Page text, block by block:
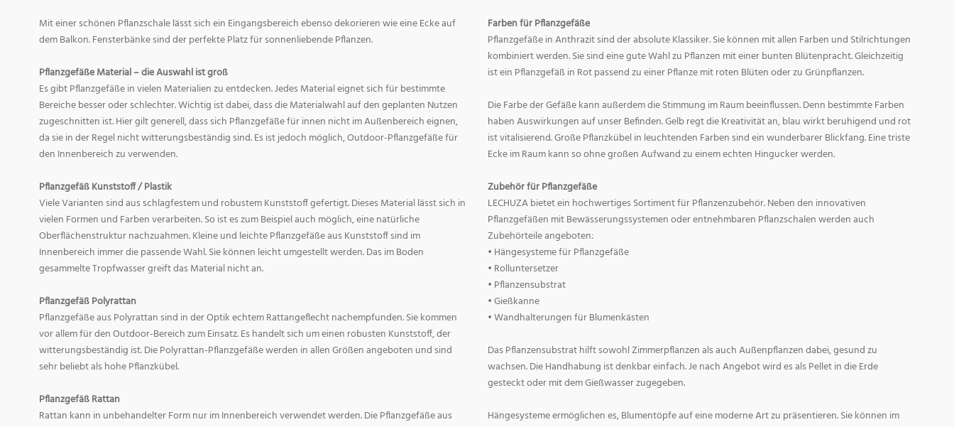
Mit einer schönen Pflanzschale lässt sich ein Eingangsbereich ebenso dekorieren wie eine Ecke auf
dem Balkon. Fensterbänke sind der perfekte Platz für sonnenliebende Pflanzen.
Pflanzgefäße Material – die Auswahl ist groß
Es gibt Pflanzgefäße in vielen Materialien zu entdecken. Jedes Material eignet sich für bestimmte
Bereiche besser oder schlechter. Wichtig ist dabei, dass die Materialwahl auf den geplanten Nutzen
zugeschnitten ist. Hier gilt generell, dass sich Pflanzgefäße für innen nicht im Außenbereich eignen,
da sie in der Regel nicht witterungsbeständig sind. Es ist jedoch möglich, Outdoor-Pflanzgefäße für
den Innenbereich zu verwenden.
Pflanzgefäß Kunststoff / Plastik
Viele Varianten sind aus schlagfestem und robustem Kunststoff gefertigt. Dieses Material lässt sich in
vielen Formen und Farben verarbeiten. So ist es zum Beispiel auch möglich, eine natürliche
Oberflächenstruktur nachzuahmen. Kleine und leichte Pflanzgefäße aus Kunststoff sind im
Innenbereich immer die passende Wahl. Sie können leicht umgestellt werden. Das im Boden
gesammelte Tropfwasser greift das Material nicht an.
Pflanzgefäß Polyrattan
Pflanzgefäße aus Polyrattan sind in der Optik echtem Rattangeflecht nachempfunden. Sie kommen
vor allem für den Outdoor-Bereich zum Einsatz. Es handelt sich um einen robusten Kunststoff, der
witterungsbeständig ist. Die Polyrattan-Pflanzgefäße werden in allen Größen angeboten und sind
sehr beliebt als hohe Pflanzkübel.
Pflanzgefäß Rattan
Rattan kann in unbehandelter Form nur im Innenbereich verwendet werden. Die Pflanzgefäße aus
Farben für Pflanzgefäße
Pflanzgefäße in Anthrazit sind der absolute Klassiker. Sie können mit allen Farben und Stilrichtungen
kombiniert werden. Sie sind eine gute Wahl zu Pflanzen mit einer bunten Blütenpracht. Gleichzeitig
ist ein Pflanzgefäß in Rot passend zu einer Pflanze mit roten Blüten oder zu Grünpflanzen.
Die Farbe der Gefäße kann außerdem die Stimmung im Raum beeinflussen. Denn bestimmte Farben
haben Auswirkungen auf unser Befinden. Gelb regt die Kreativität an, blau wirkt beruhigend und rot
ist vitalisierend. Große Pflanzkübel in leuchtenden Farben sind ein wunderbarer Blickfang. Eine triste
Ecke im Raum kann so ohne großen Aufwand zu einem echten Hingucker werden.
Zubehör für Pflanzgefäße
LECHUZA bietet ein hochwertiges Sortiment für Pflanzenzubehör. Neben den innovativen
Pflanzgefäßen mit Bewässerungssystemen oder entnehmbaren Pflanzschalen werden auch
Zubehörteile angeboten:
• Hängesysteme für Pflanzgefäße
• Rolluntersetzer
• Pflanzensubstrat
• Gießkanne
• Wandhalterungen für Blumenkästen
Das Pflanzensubstrat hilft sowohl Zimmerpflanzen als auch Außenpflanzen dabei, gesund zu
wachsen. Die Handhabung ist denkbar einfach. Je nach Angebot wird es als Pellet in die Erde
gesteckt oder mit dem Gießwasser zugegeben.
Hängesysteme ermöglichen es, Blumentöpfe auf eine moderne Art zu präsentieren. Sie können im